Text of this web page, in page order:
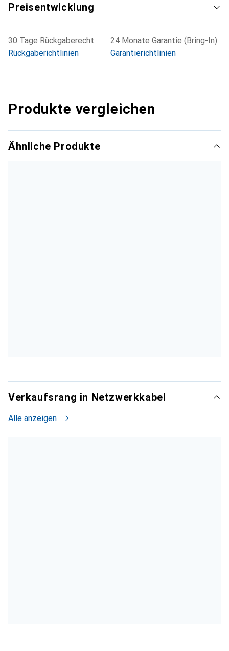
Preisentwicklung
30 Tage Rückgaberecht
Rückgaberichtlinien
24 Monate Garantie (Bring-In)
Garantierichtlinien
Produkte vergleichen
Ähnliche Produkte
Verkaufsrang in Netzwerkkabel
Alle anzeigen